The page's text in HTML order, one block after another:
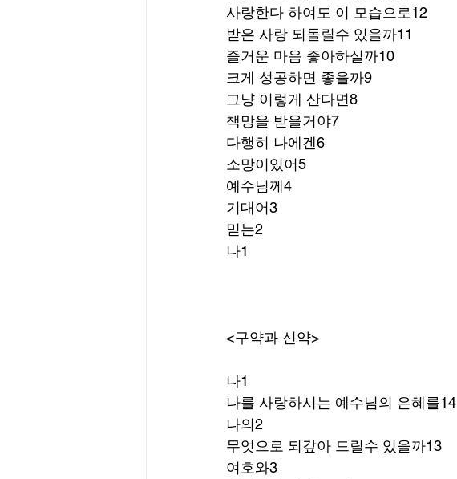
사랑한다 하여도 이 모습으로12
받은 사랑 되돌릴수 있을까11
즐거운 마음 좋아하실까10
크게 성공하면 좋을까9
그냥 이렇게 산다면8
책망을 받을거야7
다행히 나에겐6
소망이있어5
예수님께4
기대어3
믿는2
나1
<구약과 신약>
나1
나를 사랑하시는 예수님의 은혜를14
나의2
무엇으로 되갚아 드릴수 있을까13
여호와3